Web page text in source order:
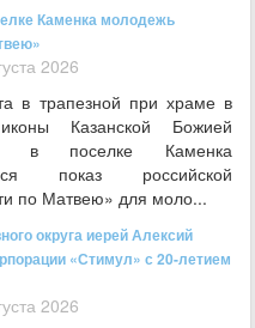
Каменка молодежь
2026
в трапезной при храме в
Казанской Божией
в поселке Каменка
показ российской
по Матвею» для моло...
округа иерей Алексий
«Стимул» с 20-летием
2026